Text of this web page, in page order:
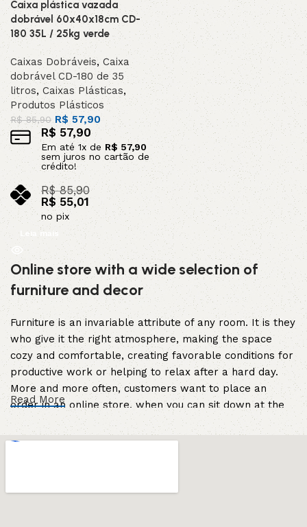
Caixa plástica vazada
dobrável 60x40x18cm CD-
180 35L / 25kg verde
Caixas Dobráveis, Caixa
dobrável CD-180 de 35
litros, Caixas Plásticas,
Produtos Plásticos
R$85,90 R$57,90
R$ 57,90
Em até 1x de R$57,90
sem juros no cartão de
crédito!
R$85,90
R$ 55,01
no pix
Leia mais
Online store with a wide selection of
furniture and decor
Furniture is an invariable attribute of any room. It is they
who give it the right atmosphere, making the space
cozy and comfortable, creating favorable conditions for
productive work or helping to relax after a hard day.
More and more often, customers want to place an
order in an online store, when you can sit down at the
computer in your free time, arrange the furniture in the
photo and calmly buy the furniture you like. The online
Read More